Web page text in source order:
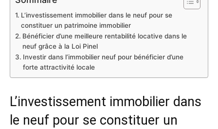
L’investissement immobilier dans le neuf pour se
constituer un patrimoine immobilier
Bénéficier d’une meilleure rentabilité locative dans le
neuf grâce à la Loi Pinel
Investir dans l’immobilier neuf pour bénéficier d’une
forte attractivité locale
L’investissement immobilier dans
le neuf pour se constituer un